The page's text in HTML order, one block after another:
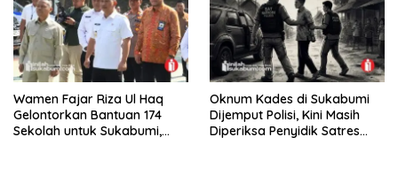
Wamen Fajar Riza Ul Haq
Gelontorkan Bantuan 174
Sekolah untuk Sukabumi,
Oknum Kades di Sukabumi
Dijemput Polisi, Kini Masih
Diperiksa Penyidik Satres